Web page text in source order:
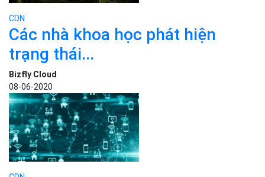
CDN
Các nhà khoa học phát hiện
trạng thái...
Bizfly Cloud
08-06-2020